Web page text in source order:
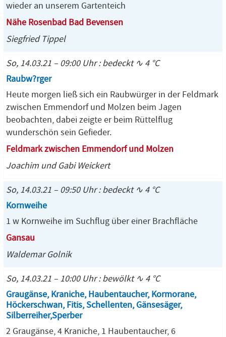
wieder an unserem Gartenteich
Nähe Rosenbad Bad Bevensen
Siegfried Tippel
So, 14.03.21 – 09:00 Uhr : bedeckt ∿ 4 °C
Raubw?rger
Heute morgen ließ sich ein Raubwürger in der Feldmark
zwischen Emmendorf und Molzen beim Jagen
beobachten, dabei zeigte er beim Rüttelflug
wunderschön sein Gefieder.
Feldmark zwischen Emmendorf und Molzen
Joachim und Gabi Weickert
So, 14.03.21 – 09:50 Uhr : bedeckt ∿ 4 °C
Kornweihe
1 w Kornweihe im Suchflug über einer Brachfläche
Gansau
Waldemar Golnik
So, 14.03.21 – 10:00 Uhr : bewölkt ∿ 4 °C
Graugänse, Kraniche, Haubentaucher, Kormorane,
Höckerschwan, Fitis, Schellenten, Gänsesäger,
Silberreiher,Sperber
2 Graugänse, 4 Kraniche, 1 Haubentaucher, 6